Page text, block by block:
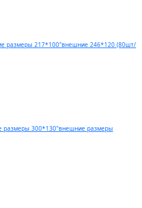
размеры 217*100"внешние 246*120 (80шт/
размеры 300*130"внешние размеры